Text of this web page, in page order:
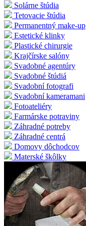
Solárne štúdia
Tetovacie štúdia
Permanentný make-up
Estetické klinky
Plastické chirurgie
Krajčírske salóny
Svadobné agentúry
Svadobné štúdiá
Svadobní fotografi
Svadobní kameramani
Fotoateliéry
Farmárske potraviny
Záhradné potreby
Záhradné centrá
Domovy dôchodcov
Materské škôlky